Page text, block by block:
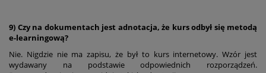
9) Czy na dokumentach jest adnotacja, że kurs odbył się metodą
e-learningową?
Nie. Nigdzie nie ma zapisu, że był to kurs internetowy. Wzór jest
wydawany na podstawie odpowiednich rozporządzeń.